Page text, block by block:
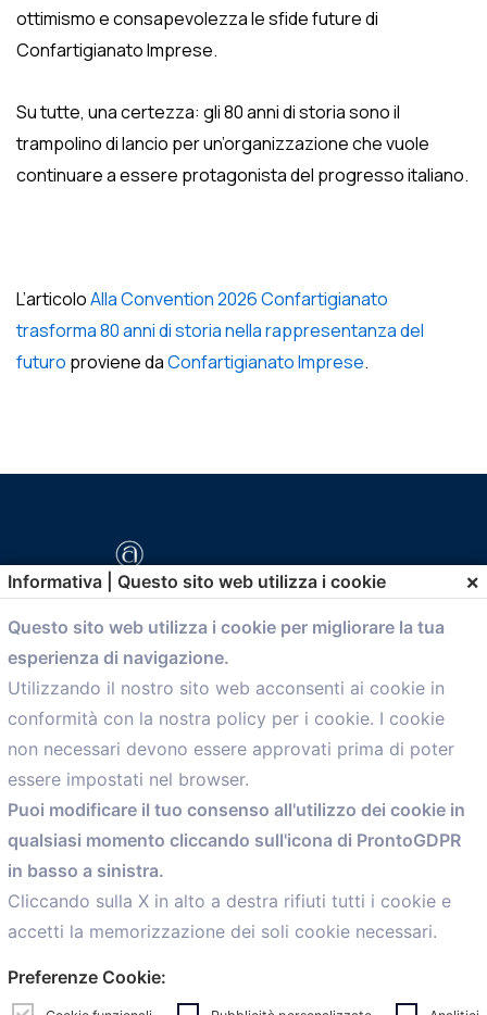
ottimismo e consapevolezza le sfide future di
Confartigianato Imprese.
Su tutte, una certezza: gli 80 anni di storia sono il
trampolino di lancio per un’organizzazione che vuole
continuare a essere protagonista del progresso italiano.
L’articoloAlla Convention 2026 Confartigianato
trasforma 80 anni di storia nella rappresentanza del
futuro proviene daConfartigianato Imprese.
comunicazione@confartigianato.bo.it
Menù
Home
Servizi
Convenzioni
Voce delle Nostre aziende
Informazioni Ex L. 124/2017
News
personalCaf
Informativa | Questo sito web utilizza i cookie ×
Questo sito web utilizza i cookie per migliorare la tua
esperienza di navigazione.
Utilizzando il nostro sito web acconsenti ai cookie in
conformità con la nostra policy per i cookie. I cookie
non necessari devono essere approvati prima di poter
essere impostati nel browser.
Puoi modificare il tuo consenso all'utilizzo dei cookie in
qualsiasi momento cliccando sull'icona di ProntoGDPR
in basso a sinistra.
Cliccando sulla X in alto a destra rifiuti tutti i cookie e
accetti la memorizzazione dei soli cookie necessari.
Preferenze Cookie: